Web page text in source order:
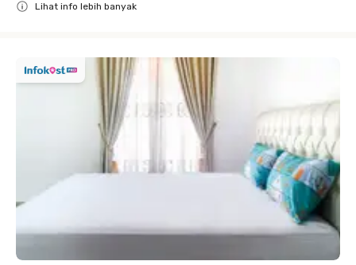
Lihat info lebih banyak